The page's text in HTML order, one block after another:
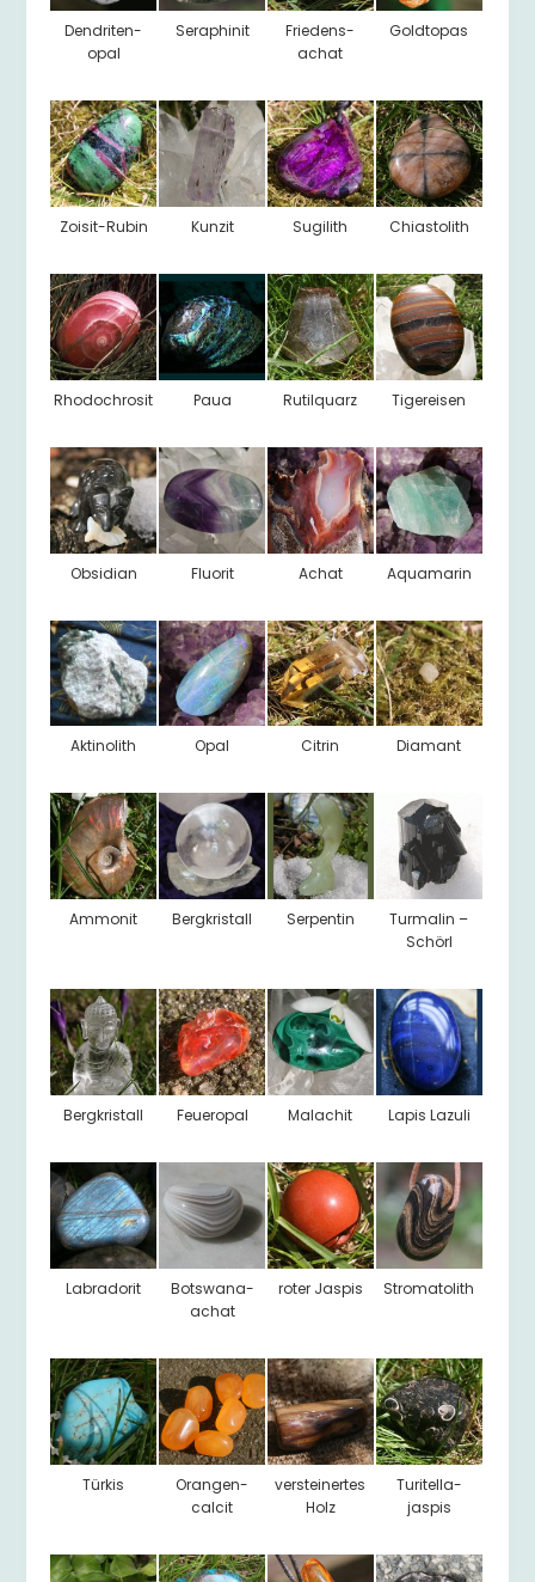
Dendriten-
opal
Seraphinit
Friedens-
achat
Goldtopas
Zoisit-Rubin Kunzit Sugilith Chiastolith
Rhodochrosit Paua Rutilquarz Tigereisen
Obsidian Fluorit Achat Aquamarin
Aktinolith Opal Citrin Diamant
Ammonit Bergkristall Serpentin
Turmalin –
Schörl
Bergkristall Feueropal Malachit Lapis Lazuli
Labradorit
Botswana-
achat
roter Jaspis Stromatolith
Türkis
Orangen-
calcit
versteinertes
Holz
Turitella-
jaspis